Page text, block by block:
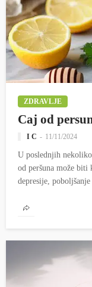
ZDRAVLJE
Caj od
I C 11/11/2024
U poslednjih
od peršuna može biti
depresije,